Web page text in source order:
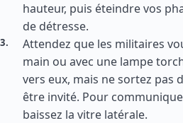
hauteur, puis éteindre vos
de détresse.
Attendez que les militaires
main ou avec une lampe
vers eux, mais ne sortez pas
être invité. Pour
baissez la vitre latérale.